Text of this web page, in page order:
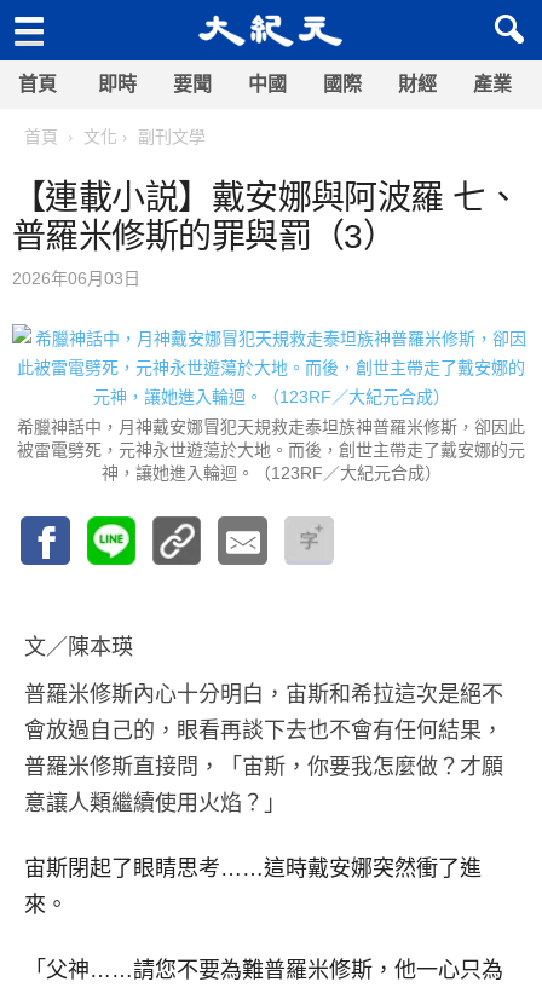
首頁 即時 要聞 中國 國際 財經 產業
首頁 文化 副刊文學
【連載小説】戴安娜與阿波羅 七、
普羅米修斯的罪與罰（3）
2026年06月03日
希臘神話中，月神戴安娜冒犯天規救走泰坦族神普羅米修斯，卻因此
被雷電劈死，元神永世遊蕩於大地。而後，創世主帶走了戴安娜的元
神，讓她進入輪迴。（123RF／大紀元合成）
文／陳本瑛
普羅米修斯內心十分明白，宙斯和希拉這次是絕不
會放過自己的，眼看再談下去也不會有任何結果，
普羅米修斯直接問，「宙斯，你要我怎麼做？才願
意讓人類繼續使用火焰？」
宙斯閉起了眼睛思考……這時戴安娜突然衝了進
來。
「父神……請您不要為難普羅米修斯，他一心只為